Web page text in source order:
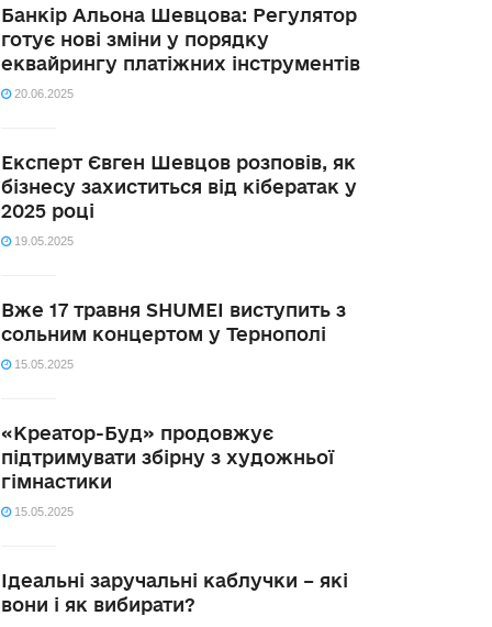
Банкір Альона Шевцова: Регулятор
готує нові зміни у порядку
еквайрингу платіжних інструментів
20.06.2025
Експерт Євген Шевцов розповів, як
бізнесу захиститься від кібератак у
2025 році
19.05.2025
Вже 17 травня SHUMEI виступить з
сольним концертом у Тернополі
15.05.2025
«Креатор-Буд» продовжує
підтримувати збірну з художньої
гімнастики
15.05.2025
Ідеальні заручальні каблучки – які
вони і як вибирати?